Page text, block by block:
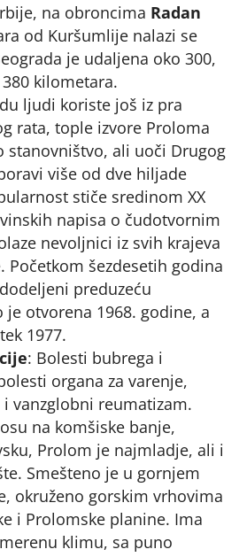
na obroncima Radan
od Kuršumlije nalazi se
je udaljena oko 300,
kilometara.
ljudi koriste još iz pra
rata, tople izvore Proloma
stanovništvo, ali uoči Drugog
više od dve hiljade
stiče sredinom XX
napisa o čudotvornim
nevoljnici iz svih krajeva
Početkom šezdesetih godina
preduzeću
je otvorena 1968. godine, a
1977.
: Bolesti bubrega i
organa za varenje,
vanzglobni reumatizam.
na komšiske banje,
Prolom je najmladje, ali i
Smešteno je u gornjem
okruženo gorskim vrhovima
i Prolomske planine. Ima
klimu, sa puno